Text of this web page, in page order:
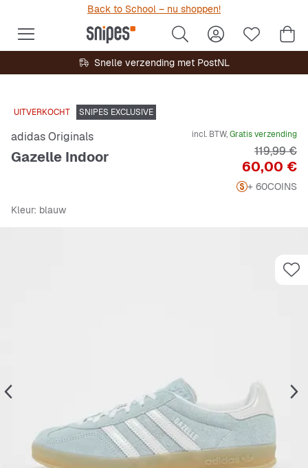
Back to School – nu shoppen!
Snelle verzending met PostNL
UITVERKOCHT SNIPES EXCLUSIVE
adidas Originals
Gazelle Indoor
incl. BTW,Gratis verzending
Prijs
60,00 €
Originele
119,99 €
+ 60COINS
Kleur: blauw